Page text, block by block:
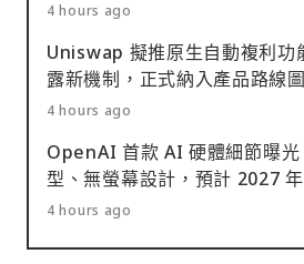
4 hours ago
Uniswap 擬推原生自動複利功
露新機制，正式納入產品路線圖
4 hours ago
OpenAI 首款 AI 硬體細節曝光
型、無螢幕設計，預計 2027
4 hours ago